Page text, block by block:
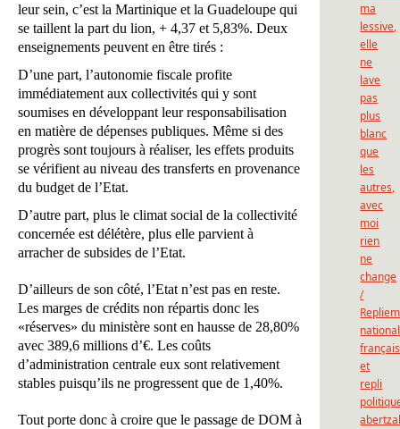
leur sein, c’est la Martinique et la Guadeloupe qui
se taillent la part du lion, + 4,37 et 5,83%. Deux
enseignements peuvent en être tirés :
D’une part, l’autonomie fiscale profite
immédiatement aux collectivités qui y sont
soumises en développant leur responsabilisation
en matière de dépenses publiques. Même si des
progrès sont toujours à réaliser, les effets produits
se vérifient au niveau des transferts en provenance
du budget de l’Etat.
D’autre part, plus le climat social de la collectivité
concernée est délétère, plus elle parvient à
arracher de subsides de l’Etat.
D’ailleurs de son côté, l’Etat n’est pas en reste.
Les marges de crédits non répartis donc les
«réserves» du ministère sont en hausse de 28,80%
avec 389,6 millions d’€. Les coûts
d’administration centrale eux sont relativement
stables puisqu’ils ne progressent que de 1,40%.
Tout porte donc à croire que le passage de DOM à
ma
lessive,
elle
ne
lave
pas
plus
blanc
que
les
autres,
avec
moi
rien
ne
change
/
et
repli